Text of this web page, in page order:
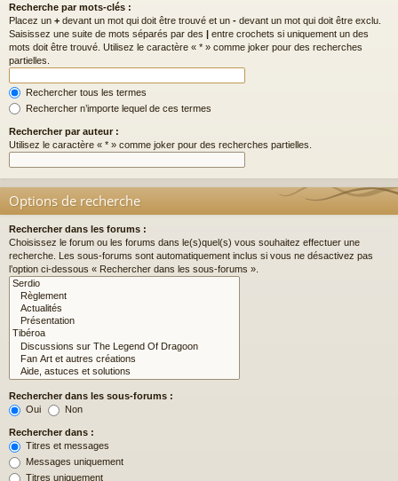
Recherche par mots-clés :
Placez un + devant un mot qui doit être trouvé et un - devant un mot qui doit être exclu.
Saisissez une suite de mots séparés par des | entre crochets si uniquement un des
mots doit être trouvé. Utilisez le caractère « * » comme joker pour des recherches
partielles.
Rechercher tous les termes
Rechercher n’importe lequel de ces termes
Rechercher par auteur :
Utilisez le caractère « * » comme joker pour des recherches partielles.
Options de recherche
Rechercher dans les forums :
Choisissez le forum ou les forums dans le(s)quel(s) vous souhaitez effectuer une
recherche. Les sous-forums sont automatiquement inclus si vous ne désactivez pas
l’option ci-dessous « Rechercher dans les sous-forums ».
Rechercher dans les sous-forums :
Oui
Non
Rechercher dans :
Titres et messages
Messages uniquement
Titres uniquement